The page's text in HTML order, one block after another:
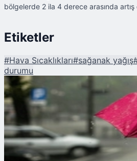
bölgelerde 2 ila 4 derece arasında
Etiketler
#Hava Sıcaklıkları#sağanak yağış
durumu
Şu An Okunan
Meteoroloji'den 11 İl İçin Sağanak Uyarısı: